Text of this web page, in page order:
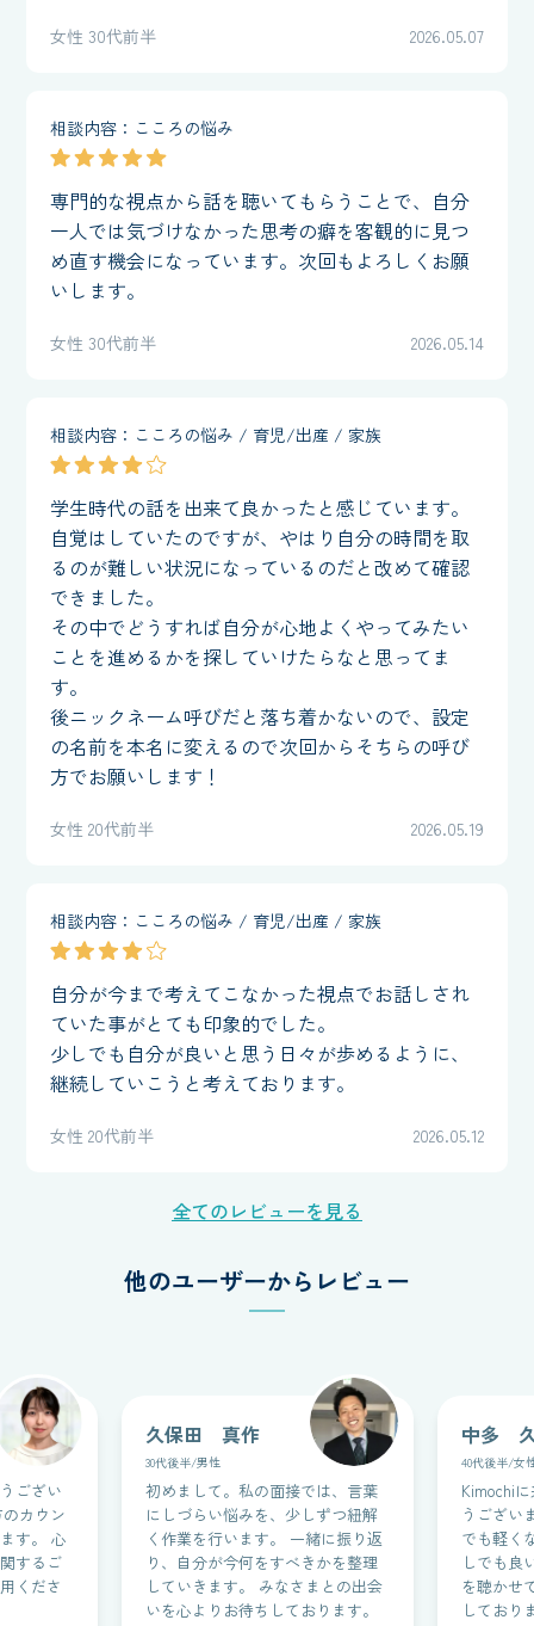
女性 30代前半 2026.05.07
相談内容：こころの悩み
専門的な視点から話を聴いてもらうことで、自分
一人では気づけなかった思考の癖を客観的に見つ
め直す機会になっています。次回もよろしくお願
いします。
女性 30代前半 2026.05.14
相談内容：こころの悩み / 育児/出産 / 家族
学生時代の話を出来て良かったと感じています。
自覚はしていたのですが、やはり自分の時間を取
るのが難しい状況になっているのだと改めて確認
できました。
その中でどうすれば自分が心地よくやってみたい
ことを進めるかを探していけたらなと思ってま
す。
後ニックネーム呼びだと落ち着かないので、設定
の名前を本名に変えるので次回からそちらの呼び
方でお願いします！
女性 20代前半 2026.05.19
相談内容：こころの悩み / 育児/出産 / 家族
自分が今まで考えてこなかった視点でお話しされ
ていた事がとても印象的でした。
少しでも自分が良いと思う日々が歩めるように、
継続していこうと考えております。
女性 20代前半 2026.05.12
全てのレビューを見る
他のユーザーからレビュー
ござい
カウン
す。 心
するご
くださ
久保田 真作
30代後半/男性
初めまして。私の面接では、言葉
にしづらい悩みを、少しずつ紐解
く作業を行います。 一緒に振り返
り、自分が今何をすべきかを整理
していきます。 みなさまとの出会
いを心よりお待ちしております。
中多
40代後半/女
Kimochi
うござい
でも軽く
しでも良
を聴かせ
しており